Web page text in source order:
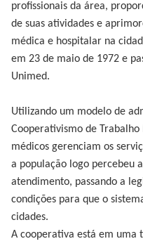
profissionais da área,
de suas atividades e
médica e hospitalar na
em 23 de maio de 1972 e
Unimed.
Utilizando um modelo de
Cooperativismo de
médicos gerenciam os
a população logo percebeu
atendimento, passando a
condições para que o
cidades.
A cooperativa está em uma